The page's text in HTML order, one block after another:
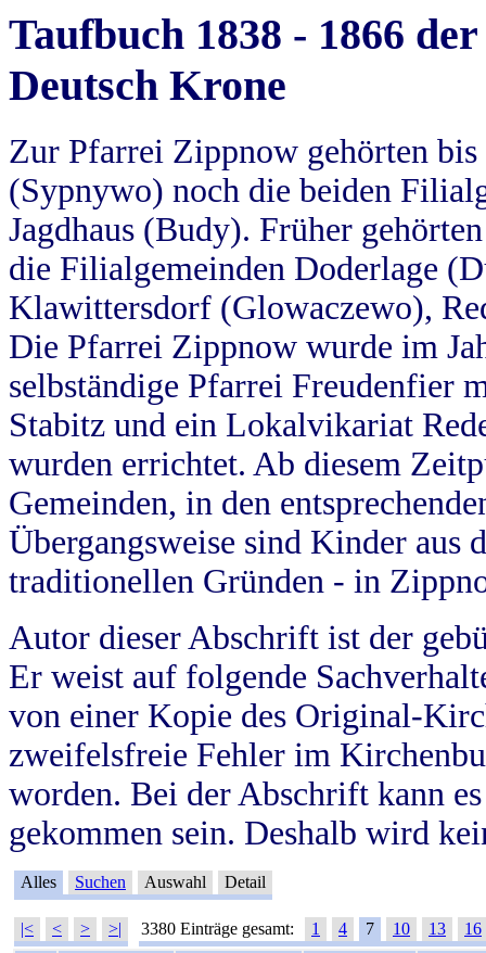
Taufbuch 1838 - 1866
Deutsch Krone
Zur Pfarrei Zippnow gehörten
(Sypnywo) noch die beiden
Jagdhaus (Budy). Früher
die Filialgemeinden Doderlage
Klawittersdorf (Glowaczewo),
Die Pfarrei Zippnow wurde im
selbständige Pfarrei Freudenfier
Stabitz und ein Lokalvikariat
wurden errichtet. Ab diesem
Gemeinden, in den
Übergangsweise sind Kinder aus
traditionellen Gründen - in
Autor dieser Abschrift ist der
Er weist auf folgende
von einer Kopie des Original-
zweifelsfreie Fehler im
worden. Bei der Abschrift kann
gekommen sein. Deshalb wird
Alles Suchen Auswahl Detail
|< < > >| 3380 Einträge gesamt: 1 4 7 10 13
16